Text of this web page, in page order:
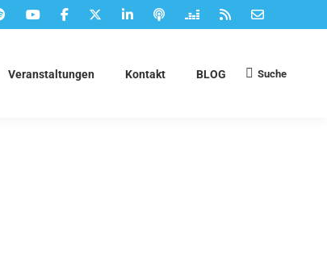
Veranstaltungen Kontakt BLOG Suchen:
Suche